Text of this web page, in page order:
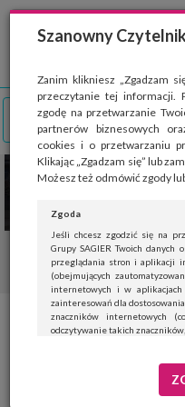
Szanowny
Zanim klikniesz „Zgadzam
przeczytanie tej informacji.
zgodę na przetwarzanie
partnerów biznesowych
cookies i o przetwarzaniu
Klikając „Zgadzam się” lub
Możesz też odmówić zgody
Zgoda
Jeśli chcesz zgodzić się na
Grupy SAGIER Twoich
przeglądania stron i aplikacji
(obejmujących
internetowych i w
zainteresowań dla
znaczników internetowych
odczytywanie takich
Jeśli nie chcesz wyrazić zgody,
Wyrażenie zgody jest
Strona wykorzystuje pliki cookies,
Wyrażając zgodę na używanie
przeglądarki. Przejdź do
polityki
Naturalne
produktów